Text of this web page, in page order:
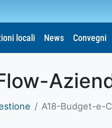
locali News Convegni
A18-Budget-e-